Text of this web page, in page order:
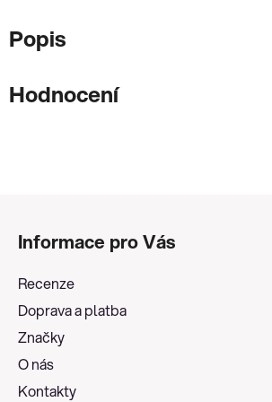
Popis
Hodnocení
Informace pro Vás
Recenze
Doprava a platba
Značky
O nás
Kontakty